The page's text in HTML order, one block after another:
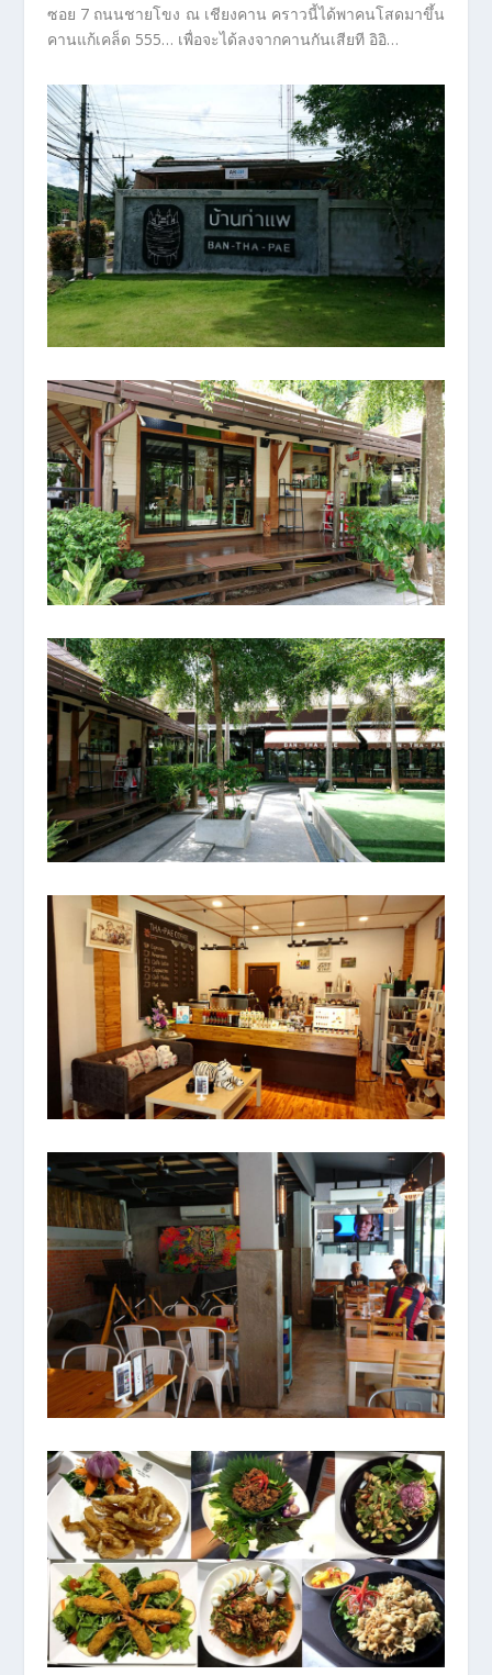
ซอย 7 ถนนชายโขง ณ เชียงคาน คราวนี้ได้พาคนโสดมาขึ้น
คานแก้เคล็ด 555… เพื่อจะได้ลงจากคานกันเสียที อิอิ…